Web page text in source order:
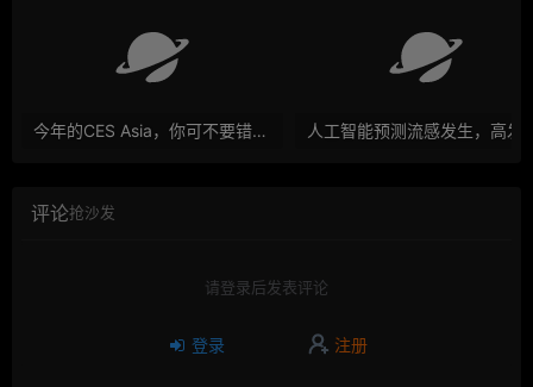
今年的CES Asia，你可不要错过这些自动驾驶看点
评论抢沙发
请登录后发表评论
登录 注册